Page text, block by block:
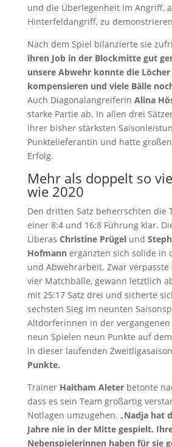
und die Überlegenheit im Angriff,
Hinterfeldangriff, zu
Nach dem Spiel bilanzierte sie
ihren Job in der Blockmitte gut
unsere Abwehr konnte die
kompensieren und viele Bälle
Auch Diagonalangreiferin Alina
starke Partie ab. In allen drei
ihrer bisher stärksten
Punktelieferantin und hatte
Erfolg.
Mehr als doppelt so
wie 2020
Den dritten Satz beherrschten die
einer 8:4 und 16:8 Führung klar.
Liberas Christine Prügelund
Hofmannergänzten sich solide in
und Abwehrarbeit. Zwar verpasste
vier Matchbälle, gewann letztlich
mit 25:17 Satz drei und sicherte
sechsten Sieg im neunten
Altdorferinnen in der vergangenen
neun Spielen neun Punkte auf
in dieser laufenden
Punkte.
Trainer Haitham Aleterbetonte
dass es sein Team großartig
Notlagen umzugehen. „Nadja hat
Jahre nie in der Mitte gespielt.
Nebenspielerinnen haben für sie